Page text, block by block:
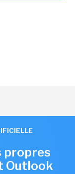
propres
Outlook